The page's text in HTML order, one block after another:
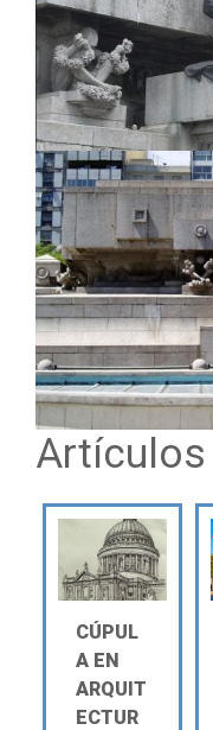
CÚPUL
A EN
ARQUIT
ECTUR